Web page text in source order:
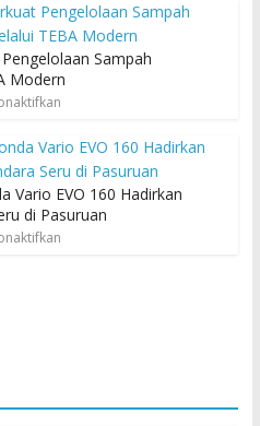
Sampah
Modern
Vario EVO 160 Hadirkan
di Pasuruan